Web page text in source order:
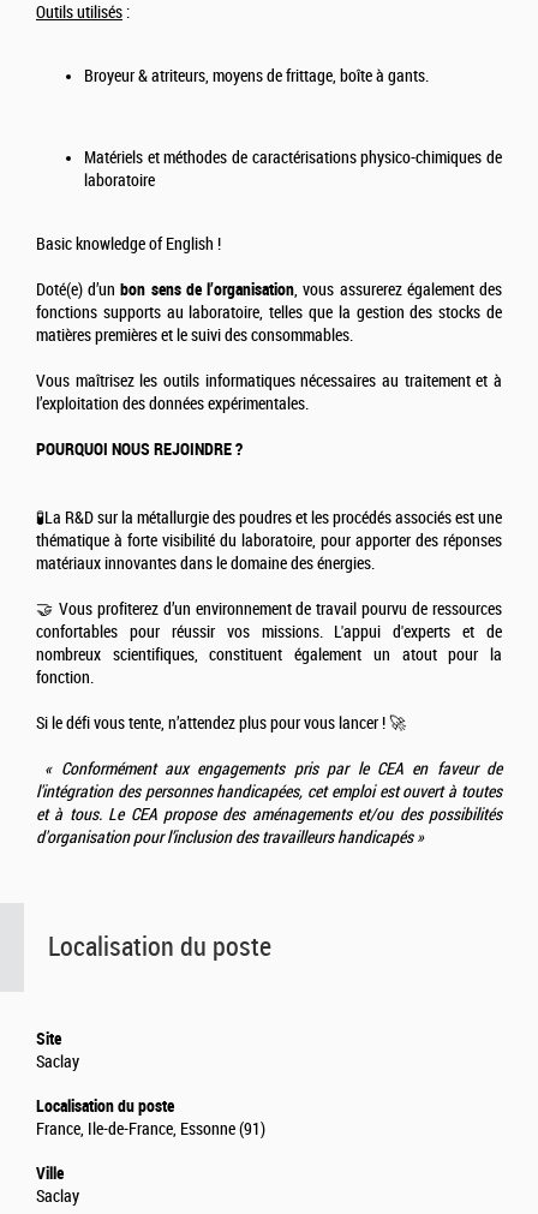
Outils utilisés :
Broyeur & atriteurs, moyens de frittage, boîte à gants.
Matériels et méthodes de caractérisations physico-chimiques de
laboratoire
Basic knowledge of English !
Doté(e) d’unbon sens de l’organisation, vous assurerez également des
fonctions supports au laboratoire, telles que la gestion des stocks de
matières premières et le suivi des consommables.
Vous maîtrisez les outils informatiques nécessaires au traitement et à
l’exploitation des données expérimentales.
POURQUOI NOUS REJOINDRE ?
🧪La R&D sur la métallurgie des poudres et les procédés associés est une
thématique à forte visibilité du laboratoire, pour apporter des réponses
matériaux innovantes dans le domaine des énergies.
🤝 Vous profiterez d’un environnement de travail pourvu de ressources
confortables pour réussir vos missions. L'appui d'experts et de
nombreux scientifiques, constituent également un atout pour la
fonction.
Si le défi vous tente, n’attendez plus pour vous lancer ! 🚀
« Conformément aux engagements pris par le CEA en faveur de
l'intégration des personnes handicapées, cet emploi est ouvert à toutes
et à tous. Le CEA propose des aménagements et/ou des possibilités
d'organisation pour l’inclusion des travailleurs handicapés »
Localisation du poste
Site
Saclay
Localisation du poste
France, Ile-de-France, Essonne (91)
Ville
Saclay